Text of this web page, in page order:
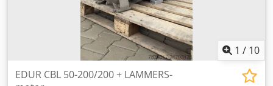
1 / 10
EDUR CBL 50-200/200 + LAMMERS-